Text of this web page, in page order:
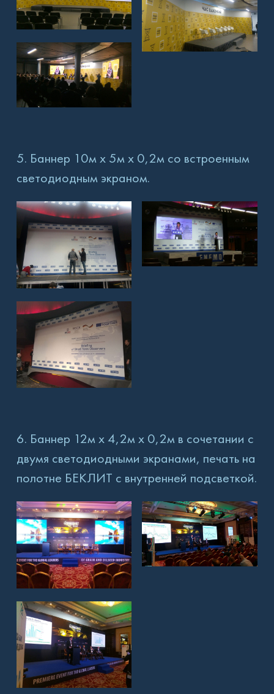
5. Баннер 10м х 5м х 0,2м со встроенным
светодиодным экраном.
6. Баннер 12м х 4,2м х 0,2м в сочетании с
двумя светодиодными экранами, печать на
полотне БЕКЛИТ с внутренней подсветкой.